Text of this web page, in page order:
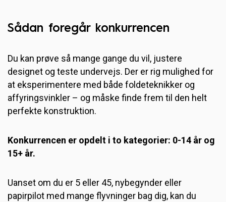
Sådan foregår konkurrencen
Du kan prøve så mange gange du vil, justere
designet og teste undervejs. Der er rig mulighed for
at eksperimentere med både foldeteknikker og
affyringsvinkler – og måske finde frem til den helt
perfekte konstruktion.
Konkurrencen er opdelt i to kategorier: 0-14 år og
15+ år.
Uanset om du er 5 eller 45, nybegynder eller
papirpilot med mange flyvninger bag dig, kan du